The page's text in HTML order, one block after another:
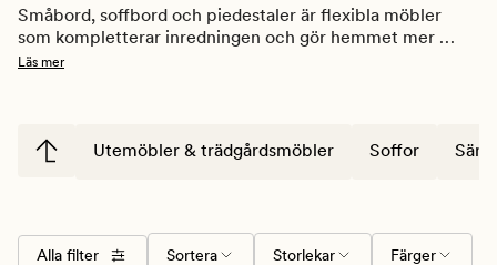
Småbord, soffbord och piedestaler är flexibla möbler
som kompletterar inredningen och gör hemmet mer
funktionellt. De används som avlastningsytor, sidobord
möbler i hemmet soffor, fåtöljer och möbler.
Läs mer
Utemöbler & trädgårdsmöbler Soffor
Alla filter Sortera Storlekar Färger